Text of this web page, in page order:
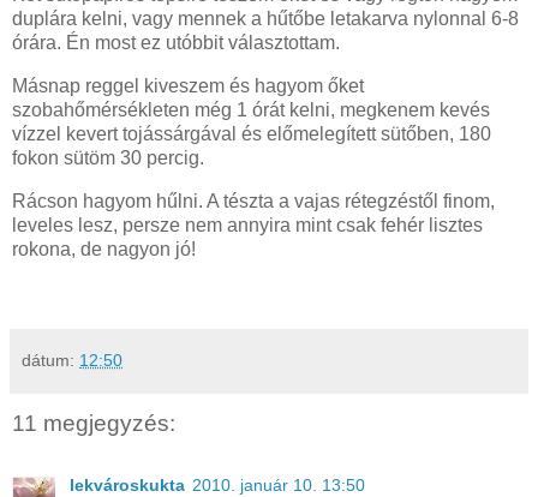
duplára kelni, vagy mennek a hűtőbe letakarva nylonnal 6-8
órára. Én most ez utóbbit választottam.
Másnap reggel kiveszem és hagyom őket
szobahőmérsékleten még 1 órát kelni, megkenem kevés
vízzel kevert tojássárgával és előmelegített sütőben, 180
fokon sütöm 30 percig.
Rácson hagyom hűlni. A tészta a vajas rétegzéstől finom,
leveles lesz, persze nem annyira mint csak fehér lisztes
rokona, de nagyon jó!
dátum: 12:50
11 megjegyzés:
lekvároskukta 2010. január 10. 13:50